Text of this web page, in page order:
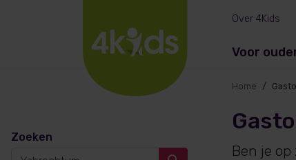
Voor
Over 4Kids
Zoeken
Home
Ben je